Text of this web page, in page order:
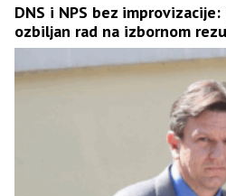
DNS i NPS bez
ozbiljan rad na izbornom